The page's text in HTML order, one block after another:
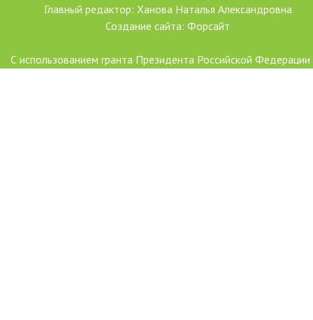
Главный редактор: Ханова Наталья Александровна
Создание сайта: Форсайт
С использованием гранта Президента Российской Федерации